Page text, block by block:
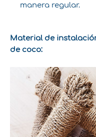
manera regular.
Material de
de coco: